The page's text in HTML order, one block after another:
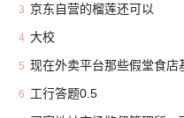
3 京东自营的榴莲还可以
4 大校
5 现在外卖平台那些假堂食店
6 工行答题0.5